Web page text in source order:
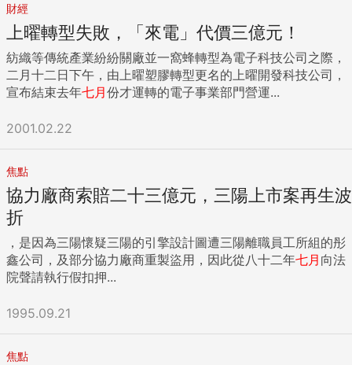
財經
上曜轉型失敗，「來電」代價三億元！
紡織等傳統產業紛紛關廠並一窩蜂轉型為電子科技公司之際，
二月十二日下午，由上曜塑膠轉型更名的上曜開發科技公司，
宣布結束去年七月份才運轉的電子事業部門營運...
2001.02.22
焦點
協力廠商索賠二十三億元，三陽上市案再生波
折
，是因為三陽懷疑三陽的引擎設計圖遭三陽離職員工所組的彤
鑫公司，及部分協力廠商重製盜用，因此從八十二年七月 向法
院聲請執行假扣押...
1995.09.21
焦點